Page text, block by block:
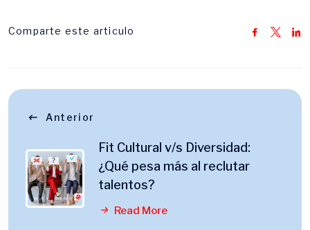
Comparte este articulo
Anterior
Fit Cultural v/s Diversidad:
¿Qué pesa más al reclutar
talentos?
Read More